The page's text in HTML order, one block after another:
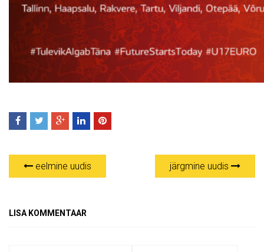
eelmine uudis järgmine uudis
LISA KOMMENTAAR